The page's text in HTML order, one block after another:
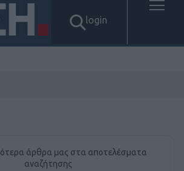
login
άρθρα μας στα αποτελέσματα
αναζήτησης